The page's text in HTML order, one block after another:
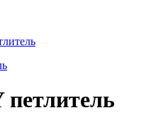
петлитель